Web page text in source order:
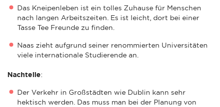
Das Kneipenleben ist ein tolles Zuhause für Menschen
nach langen Arbeitszeiten. Es ist leicht, dort bei einer
Tasse Tee Freunde zu finden.
Naas zieht aufgrund seiner renommierten Universitäten
viele internationale Studierende an.
Nachteile:
Der Verkehr in Großstädten wie Dublin kann sehr
hektisch werden. Das muss man bei der Planung von